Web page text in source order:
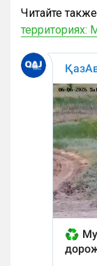
Читайте
территориях: